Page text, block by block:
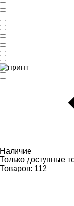
Наличие
Только доступные
Товаров: 112